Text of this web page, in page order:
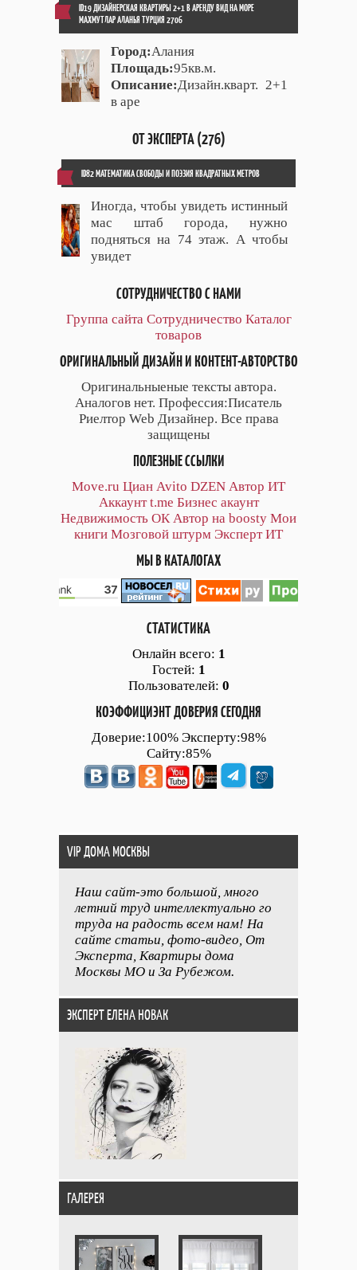
ID19 ДИЗАЙНЕРСКАЯ КВАРТИРЫ 2+1 В АРЕНДУ ВИД НА МОРЕ
МАХМУТЛАР АЛАНЬЯ ТУРЦИЯ 2706
Город:Алания
Площадь:95кв.м.
Описание: Дизайн.кварт. 2+1
в аре
ОТ ЭКСПЕРТА (276)
ID82 МАТЕМАТИКА СВОБОДЫ И ПОЭЗИЯ КВАДРАТНЫХ МЕТРОВ
Иногда, чтобы увидеть истинный
мас штаб города, нужно
подняться на 74 этаж. А чтобы
увидет
СОТРУДНИЧЕСТВО С НАМИ
Группа сайта Сотрудничество Каталог
товаров
ОРИГИНАЛЬНЫЙ ДИЗАЙН И КОНТЕНТ-АВТОРСТВО
Оригинальныеные тексты автора.
Аналогов нет. Профессия:Писатель
Риелтор Web Дизайнер. Все права
защищены
ПОЛЕЗНЫЕ ССЫЛКИ
Move.ru Циан Avito DZEN Автор ИТ
Аккаунт t.me Бизнес акаунт
Недвижимость ОК Автор на boosty Мои
книги Мозговой штурм Эксперт ИТ
МЫ В КАТАЛОГАХ
СТАТИСТИКА
Онлайн всего: 1
Гостей: 1
Пользователей: 0
КОЭФФИЦИЭНТ ДОВЕРИЯ СЕГОДНЯ
Доверие:100% Эксперту:98%
Сайту:85%
VIP ДОМА МОСКВЫ
Наш сайт-это большой, много
летний труд интеллектуально го
труда на радость всем нам! На
сайте статьи, фото-видео, От
Эксперта, Квартиры дома
Москвы МО и За Рубежом.
ЭКСПЕРТ ЕЛЕНА НОВАК
ГАЛЕРЕЯ